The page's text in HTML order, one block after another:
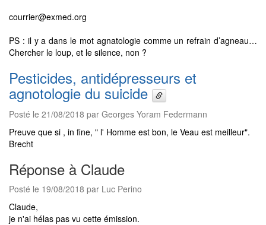
courrier@exmed.org
PS : il y a dans le mot agnatologie comme un refrain d’agneau…
Chercher le loup, et le silence, non ?
Pesticides, antidépresseurs et
agnotologie du suicide
Posté le 21/08/2018 par Georges Yoram Federmann
Preuve que si , in fine, " l' Homme est bon, le Veau est meilleur".
Brecht
Réponse à Claude
Posté le 19/08/2018 par Luc Perino
Claude,
je n'ai hélas pas vu cette émission.